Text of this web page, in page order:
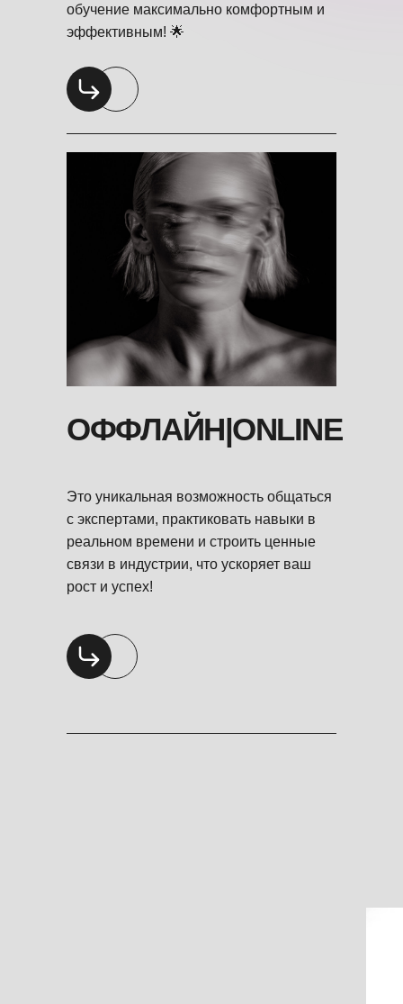
обучение максимально комфортным и
эффективным! 🌟
ОФФЛАЙН|ONLINE
Это уникальная возможность общаться
с экспертами, практиковать навыки в
реальном времени и строить ценные
связи в индустрии, что ускоряет ваш
рост и успех!